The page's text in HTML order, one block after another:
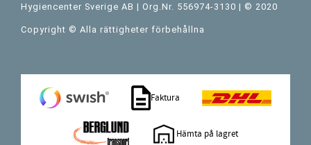
Hygiencenter Sverige AB | Org.Nr. 556974-3130 | © 2020
Copyright © Alla rättigheter förbehållna
Faktura
Hämta på lagret